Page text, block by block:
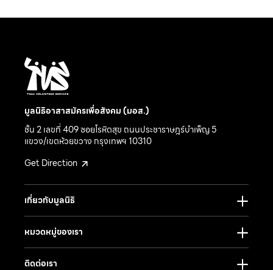
มูลนิธิอาสาสมัครเพื่อสังคม (มอส.)
ชั้น 2 เลขที่ 409 ซอยโรหิตสุข ถนนประชาราษฎร์บำเพ็ญ 5
แขวง/เขตห้วยขวาง กรุงเทพฯ 10310
Get Direction
เกี่ยวกับมูลนิธิ
หมวดหมู่ของเรา
ติดต่อเรา